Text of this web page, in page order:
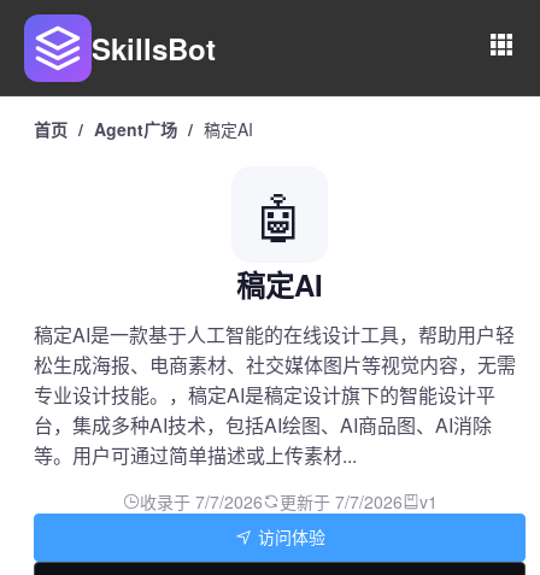
SkillsBot
首页 / Agent广场 / 稿定AI
🤖
稿定AI
稿定AI是一款基于人工智能的在线设计工具，帮助用户轻
松生成海报、电商素材、社交媒体图片等视觉内容，无需
专业设计技能。，稿定AI是稿定设计旗下的智能设计平
台，集成多种AI技术，包括AI绘图、AI商品图、AI消除
等。用户可通过简单描述或上传素材...
收录于 7/7/2026 更新于 7/7/2026 v1
访问体验